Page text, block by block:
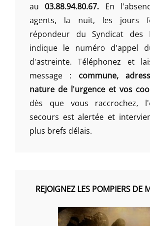
au03.88.94.80.67. En
agents, la nuit, les jours
répondeur du Syndicat des
indique le numéro d'appel
d'astreinte. Téléphonez et
message : commune,
nature de l'urgence et vos
dès que vous raccrochez,
secours est alertée et
plus brefs délais.
REJOIGNEZ LES POMPIERS DE